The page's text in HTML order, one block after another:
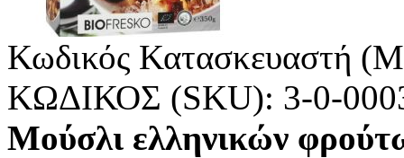
Κωδικός Κατασκευαστή
ΚΩΔΙΚΟΣ (SKU): 3-0-
Μούσλι ελληνικών